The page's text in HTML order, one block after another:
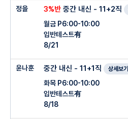
정을 3%반 중간 내신 - 11+2직
월금 P6:00-10:00
입반테스트有
8/21
윤나훈 중간 내신 - 11+1직 상세보기
화목 P6:00-10:00
입반테스트有
8/18